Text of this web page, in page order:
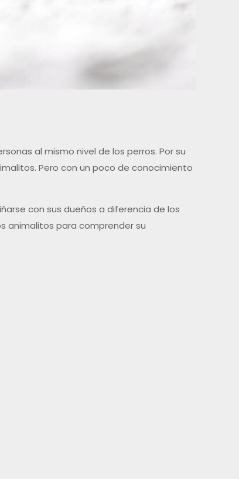
al mismo nivel de los perros. Por su
Pero con un poco de conocimiento
con sus dueños a diferencia de los
animalitos para comprender su